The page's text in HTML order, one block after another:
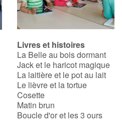
Livres et histoires
La Belle au bois dormant
Jack et le haricot magique
La laitière et le pot au lait
Le lièvre et la tortue
Cosette
Matin brun
Boucle d'or et les 3 ours